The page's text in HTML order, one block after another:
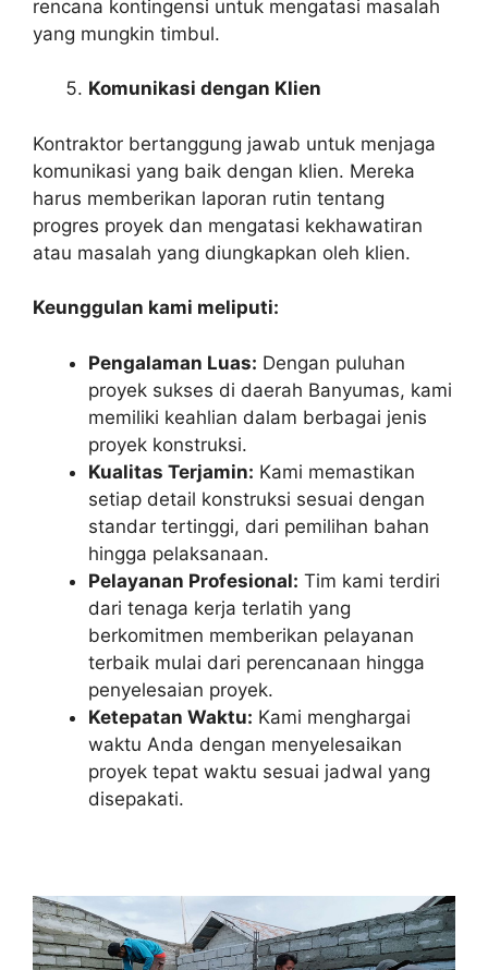
rencana kontingensi untuk mengatasi masalah
yang mungkin timbul.
Komunikasi dengan Klien
Kontraktor bertanggung jawab untuk menjaga
komunikasi yang baik dengan klien. Mereka
harus memberikan laporan rutin tentang
progres proyek dan mengatasi kekhawatiran
atau masalah yang diungkapkan oleh klien.
Keunggulan kami meliputi:
Pengalaman Luas: Dengan puluhan
proyek sukses di daerah Banyumas, kami
memiliki keahlian dalam berbagai jenis
proyek konstruksi.
Kualitas Terjamin: Kami memastikan
setiap detail konstruksi sesuai dengan
standar tertinggi, dari pemilihan bahan
hingga pelaksanaan.
Pelayanan Profesional: Tim kami terdiri
dari tenaga kerja terlatih yang
berkomitmen memberikan pelayanan
terbaik mulai dari perencanaan hingga
penyelesaian proyek.
Ketepatan Waktu: Kami menghargai
waktu Anda dengan menyelesaikan
proyek tepat waktu sesuai jadwal yang
disepakati.